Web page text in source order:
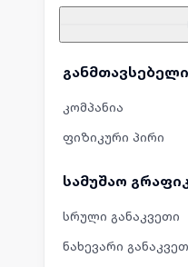
განმთავსებელი
კომპანია
ფიზიკური პირი
სამუშაო
სრული განაკვეთი
ნახევარი